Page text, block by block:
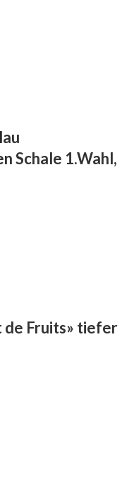
Schale 1.Wahl,
de Fruits» tiefer